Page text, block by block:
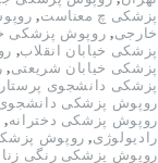
پزشکی چ معناست,
خارجی, روپوش پزشکی
پزشکی خیابان انقلاب,
پزشکی خیابان شریعتی,
پزشکی دانشجوی
روپوش پزشکی دانشجوی
روپوش پزشکی دخترانه,
رادیولوژی, روپوش
روپوش پزشکی رنگی